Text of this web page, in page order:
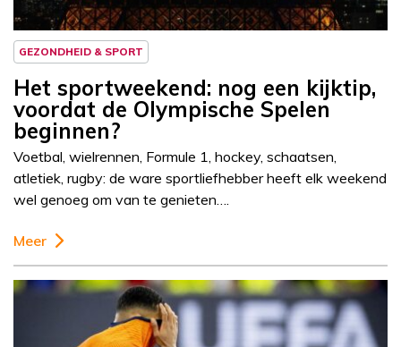
GEZONDHEID & SPORT
Het sportweekend: nog een kijktip,
voordat de Olympische Spelen
beginnen?
Voetbal, wielrennen, Formule 1, hockey, schaatsen,
atletiek, rugby: de ware sportliefhebber heeft elk weekend
wel genoeg om van te genieten….
Meer